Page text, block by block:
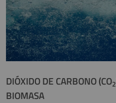
DIÓXIDO DE CARBONO (CO2
BIOMASA